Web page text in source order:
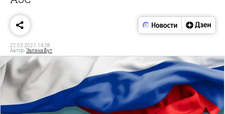
22.03.2021 14:28
Автор:Залина Бут